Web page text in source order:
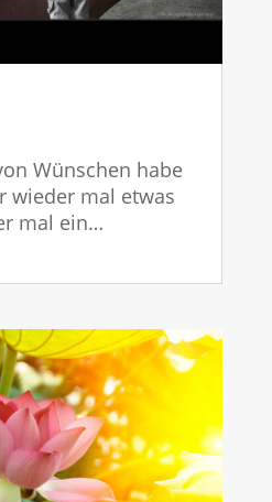
Wünschen habe
wieder mal etwas
mal ein…